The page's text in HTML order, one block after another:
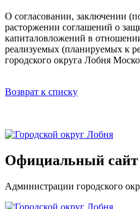
О согласовании, заключении
расторжении соглашений о
капиталовложений в
реализуемых (планируемых к
городского округа Лобня
Возврат к списку
Официальный сайт
Администрации городского